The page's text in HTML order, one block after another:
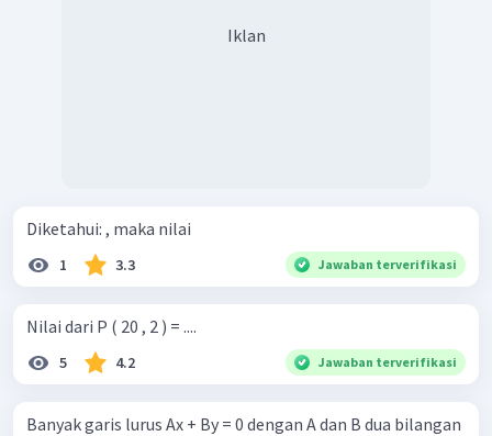
Iklan
Diketahui: , maka nilai
1 3.3 Jawaban terverifikasi
Nilai dari P ( 20 , 2 ) = ....
5 4.2 Jawaban terverifikasi
Banyak garis lurus Ax + By = 0 dengan A dan B dua bilangan